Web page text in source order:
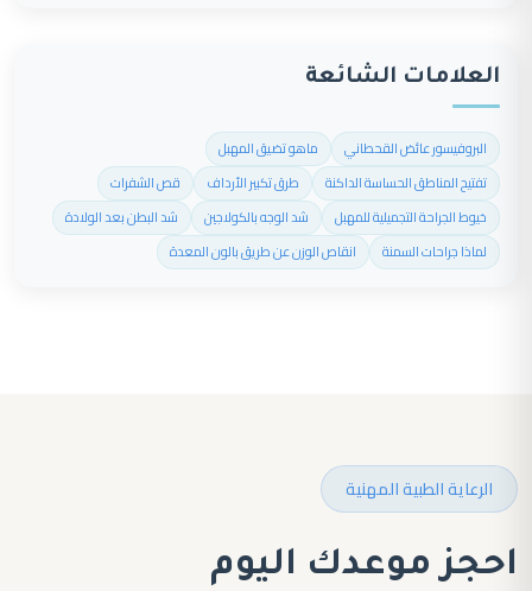
العلامات الشائعة
البروفيسور عائض القحطاني
ماهو تضيق المهبل
تفتيح المناطق الحساسة الداكنة
طرق تكبير الأرداف
قص الشفرات
خيوط الجراحة التجميلية للمهبل
شد الوجه بالكولاجين
شد البطن بعد الولادة
لماذا جراحات السمنة
انقاص الوزن عن طريق بالون المعدة
الرعاية الطبية المهنية
احجز موعدك اليوم